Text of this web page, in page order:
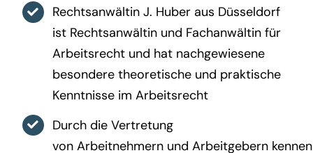
Rechtsanwältin J. Huber aus Düsseldorf
ist Rechtsanwältin und Fachanwältin für
Arbeitsrecht und hat nachgewiesene
besondere theoretische und praktische
Kenntnisse im Arbeitsrecht
Durch die Vertretung
von Arbeitnehmern und Arbeitgebern kennen